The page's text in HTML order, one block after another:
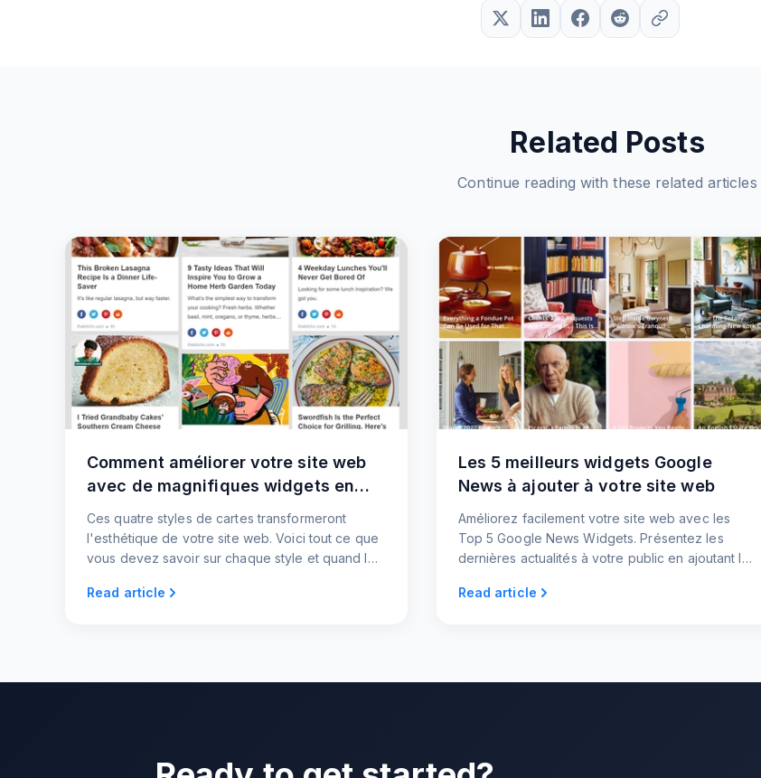
Related Posts
Continue reading with these related articles
Comment améliorer votre site web
avec de magnifiques widgets en
forme de cartes
Ces quatre styles de cartes transformeront
l'esthétique de votre site web. Voici tout ce que
vous devez savoir sur chaque style et quand les
Read article
Les 5 meilleurs widgets Google
News à ajouter à votre site web
Améliorez facilement votre site web avec les
Top 5 Google News Widgets. Présentez les
dernières actualités à votre public en ajoutant les
Read article